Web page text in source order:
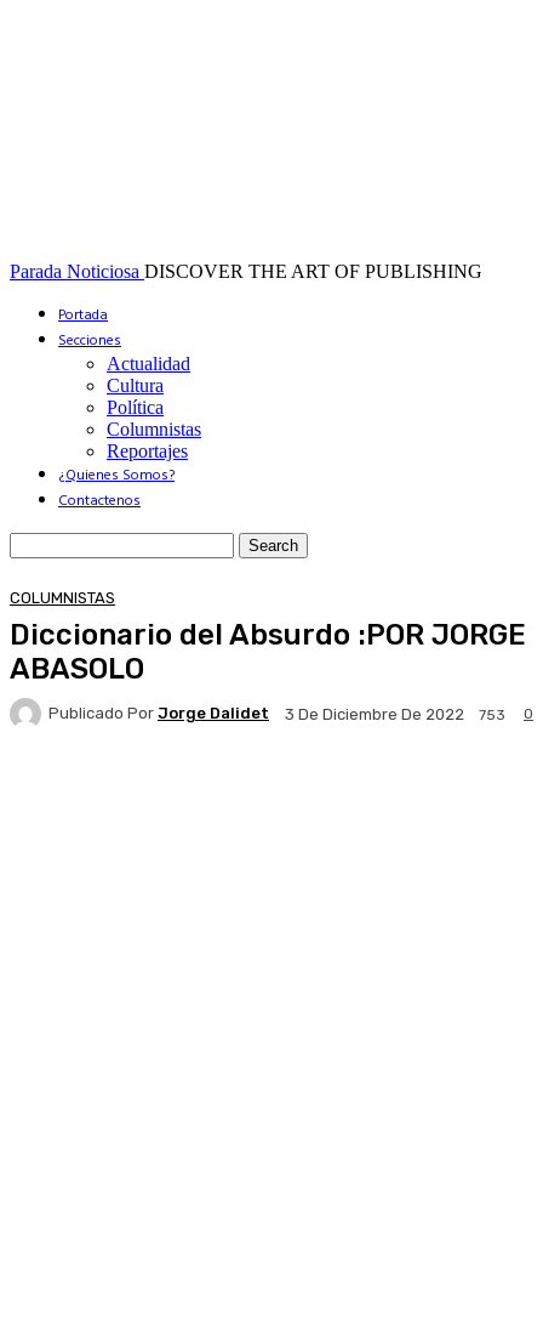
Parada Noticiosa DISCOVER THE ART OF PUBLISHING
Portada
Secciones
Actualidad
Cultura
Política
Columnistas
Reportajes
¿Quienes Somos?
Contactenos
COLUMNISTAS
Diccionario del Absurdo :POR JORGE
ABASOLO
Publicado Por Jorge Dalidet 3 De Diciembre De 2022 0
753